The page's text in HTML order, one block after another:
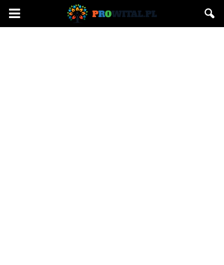
Prowital.pl